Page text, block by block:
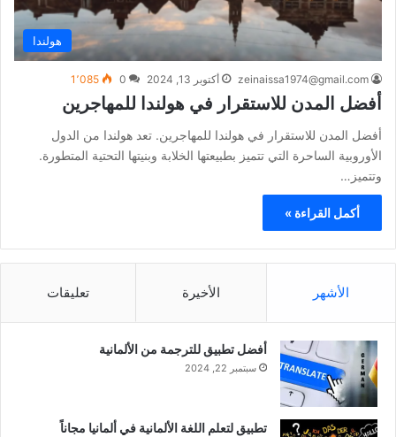
هولندا
zeinaissa1974@gmail.com أكتوبر 13, 2024 0 1٬085
أفضل المدن للاستقرار في هولندا للمهاجرين
أفضل المدن للاستقرار في هولندا للمهاجرين. تعد هولندا من الدول
الأوروبية الساحرة التي تتميز بطبيعتها الخلابة وبنيتها التحتية المتطورة.
وتتميز…
أكمل القراءة »
الأشهر الأخيرة تعليقات
أفضل تطبيق للترجمة من الألمانية
سبتمبر 22, 2024
تطبيق لتعلم اللغة الألمانية في ألمانيا مجاناً